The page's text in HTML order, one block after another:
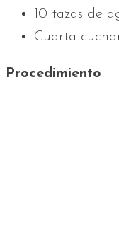
10 tazas de
Cuarta
Procedimiento